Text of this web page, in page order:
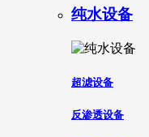
纯水设备
超滤设备
反渗透设备